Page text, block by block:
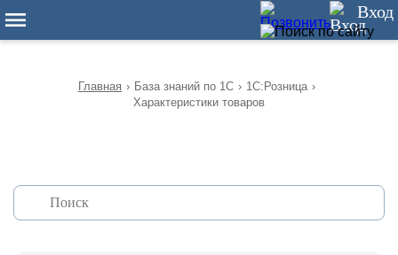
Вход
Главная › База знаний по 1С › 1С:Розница ›
Характеристики товаров